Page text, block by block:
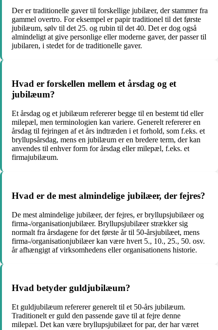
Der er traditionelle gaver til forskellige jubilæer, der stammer fra
gammel overtro. For eksempel er papir traditionel til det første
jubilæum, sølv til det 25. og rubin til det 40. Det er dog også
almindeligt at give personlige eller moderne gaver, der passer til
jubilaren, i stedet for de traditionelle gaver.
Hvad er forskellen mellem et årsdag og et
jubilæum?
Et årsdag og et jubilæum refererer begge til en bestemt tid eller
milepæl, men terminologien kan variere. Generelt refererer en
årsdag til fejringen af ​​et års indtræden i et forhold, som f.eks. et
bryllupsårsdag, mens en jubilæum er en bredere term, der kan
anvendes til enhver form for årsdag eller milepæl, f.eks. et
firmajubilæum.
Hvad er de mest almindelige jubilæer, der fejres?
De mest almindelige jubilæer, der fejres, er bryllupsjubilæer og
firma-/organisationjubilæer. Bryllupsjubilæer strækker sig
normalt fra årsdagene for det første år til 50-årsjubilæet, mens
firma-/organisationjubilæer kan være hvert 5., 10., 25., 50. osv.
år afhængigt af virksomhedens eller organisationens historie.
Hvad betyder guldjubilæum?
Et guldjubilæum refererer generelt til et 50-års jubilæum.
Traditionelt er guld den passende gave til at fejre denne
milepæl. Det kan være bryllupsjubilæet for par, der har været